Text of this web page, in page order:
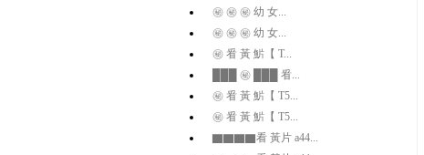
㊙️ ㊙️ ㊙️ 幼 女...
㊙️ ㊙️ ㊙️ 幼 女...
㊙️ 㸔 黃 魸【 T...
███ ㊙️ ███ 㸔...
㊙️ 㸔 黃 魸【 T5...
㊙️ 㸔 黃 魸【 T5...
▇▇▇▇看 黃片 a44...